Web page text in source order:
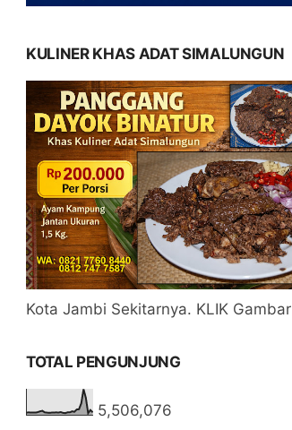
KULINER KHAS ADAT SIMALUNGUN
Kota Jambi Sekitarnya. KLIK Gambar
TOTAL PENGUNJUNG
5,506,076